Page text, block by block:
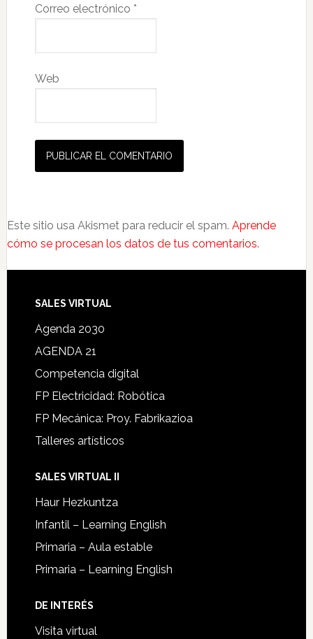
Correo electrónico *
Web
Este sitio usa Akismet para reducir el spam. Aprende
cómo se procesan los datos de tus comentarios.
SALES VIRTUAL
Agenda 2030
AGENDA 21
Competencia digital
FP Electricidad: Robótica
FP Mecánica: Proy. Fabrikazioa
Talleres artísticos
SALES VIRTUAL II
Haur Hezkuntza
Infantil – Learning English
Primaria – Aula estable
Primaria – Learning English
DE INTERÉS
Visita virtual